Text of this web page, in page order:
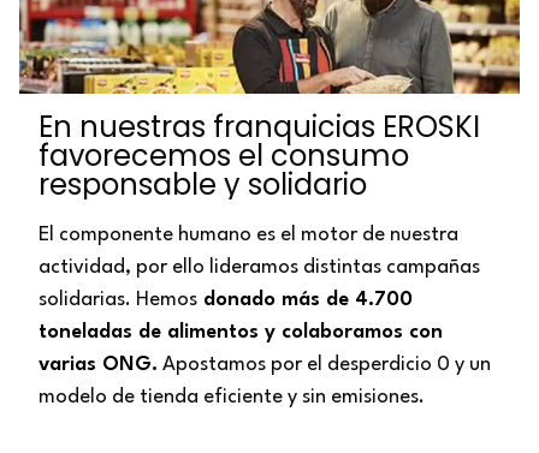
En nuestras franquicias EROSKI
favorecemos el consumo
responsable y solidario
El componente humano es el motor de nuestra
actividad, por ello lideramos distintas campañas
solidarias. Hemos donado más de 4.700
toneladas de alimentos y colaboramos con
varias ONG. Apostamos por el desperdicio 0 y un
modelo de tienda eficiente y sin emisiones.